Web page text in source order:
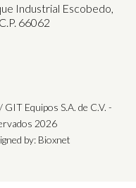
Industrial Escobedo,
66062
Equipos S.A. de C.V. -
2026
by: Bioxnet